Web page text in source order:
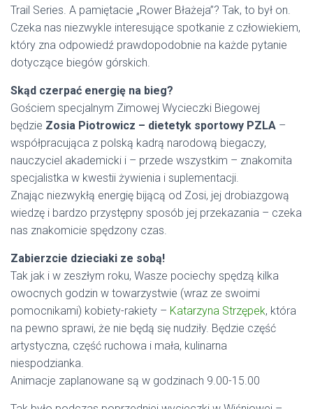
Trail Series. A pamiętacie „Rower Błażeja”? Tak, to był on.
Czeka nas niezwykle interesujące spotkanie z człowiekiem,
który zna odpowiedź prawdopodobnie na każde pytanie
dotyczące biegów górskich.
Skąd czerpać energię na bieg?
Gościem specjalnym Zimowej Wycieczki Biegowej
będzie Zosia Piotrowicz – dietetyk sportowy PZLA –
współpracująca z polską kadrą narodową biegaczy,
nauczyciel akademicki i – przede wszystkim – znakomita
specjalistka w kwestii żywienia i suplementacji.
Znając niezwykłą energię bijącą od Zosi, jej drobiazgową
wiedzę i bardzo przystępny sposób jej przekazania – czeka
nas znakomicie spędzony czas.
Zabierzcie dzieciaki ze sobą!
Tak jak i w zeszłym roku, Wasze pociechy spędzą kilka
owocnych godzin w towarzystwie (wraz ze swoimi
pomocnikami) kobiety-rakiety – Katarzyna Strzępek, która
na pewno sprawi, że nie będą się nudziły. Będzie część
artystyczna, część ruchowa i mała, kulinarna
niespodzianka.
Animacje zaplanowane są w godzinach 9.00-15.00